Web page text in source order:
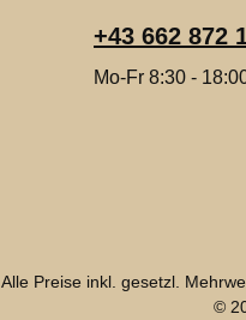
+43 662 872
Mo-Fr 8:30 -
Alle Preise inkl. gesetzl.
©